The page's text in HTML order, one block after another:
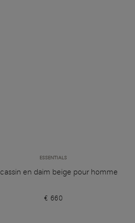
ESSENTIALS
en daim beige pour homme
€ 660